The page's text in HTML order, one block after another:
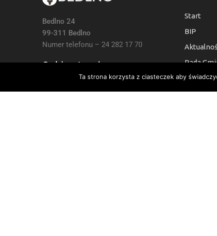
Bedlno 24
99-311 Bedlno
Numer telefonu – 24 282 17 70
Godziny otwarcia:
7:30 do 15:30, Sb i Nie: Nieczynne
Start
BIP
Rada
Kontakt
Ta strona korzysta z ciasteczek aby